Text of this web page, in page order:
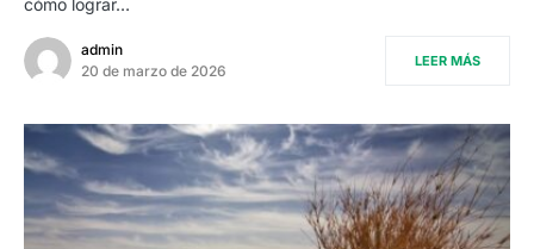
cómo lograr…
admin
20 de marzo de 2026
LEER MÁS